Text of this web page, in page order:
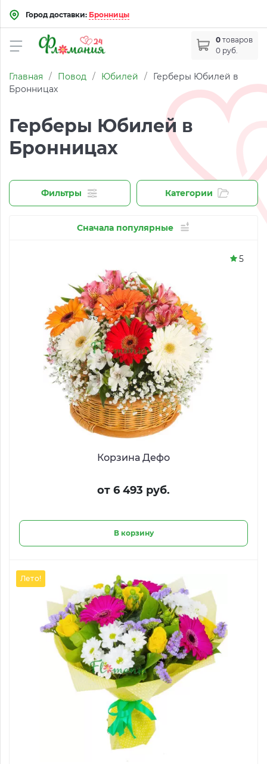
Город доставки: Бронницы
0 товаров
0 руб.
Главная / Повод / Юбилей /
Герберы Юбилей в
Бронницах
Герберы Юбилей в
Бронницах
Фильтры Категории
Сначала популярные
Корзина Дефо
от 6 493 руб.
В корзину
5
Лето!